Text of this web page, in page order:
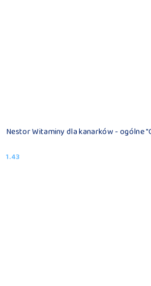
Nestor Witaminy dla kanarków - ogólne
Cena:
1.43